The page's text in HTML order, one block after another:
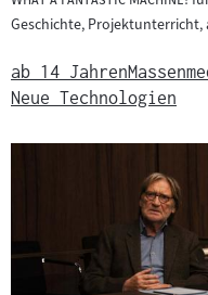
r
i
c
t
a
t
e
Geschichte, Projektunterricht,
ab 14 Jahren
Neue Technologien